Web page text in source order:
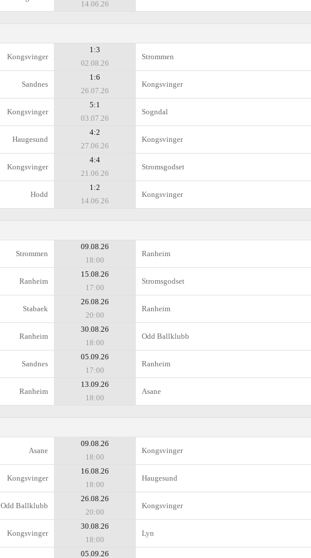
14.06.26
Kongsvinger
1:3
02.08.26
Strommen
Sandnes
1:6
26.07.26
Kongsvinger
Kongsvinger
5:1
03.07.26
Sogndal
Haugesund
4:2
27.06.26
Kongsvinger
Kongsvinger
4:4
21.06.26
Stromsgodset
Hodd
1:2
14.06.26
Kongsvinger
Strommen
09.08.26
18:00
Ranheim
Ranheim
15.08.26
17:00
Stromsgodset
Stabaek
26.08.26
20:00
Ranheim
Ranheim
30.08.26
18:00
Odd Ballklubb
Sandnes
05.09.26
17:00
Ranheim
Ranheim
13.09.26
18:00
Asane
Asane
09.08.26
18:00
Kongsvinger
Kongsvinger
16.08.26
18:00
Haugesund
Odd Ballklubb
26.08.26
20:00
Kongsvinger
Kongsvinger
30.08.26
18:00
Lyn
05.09.26